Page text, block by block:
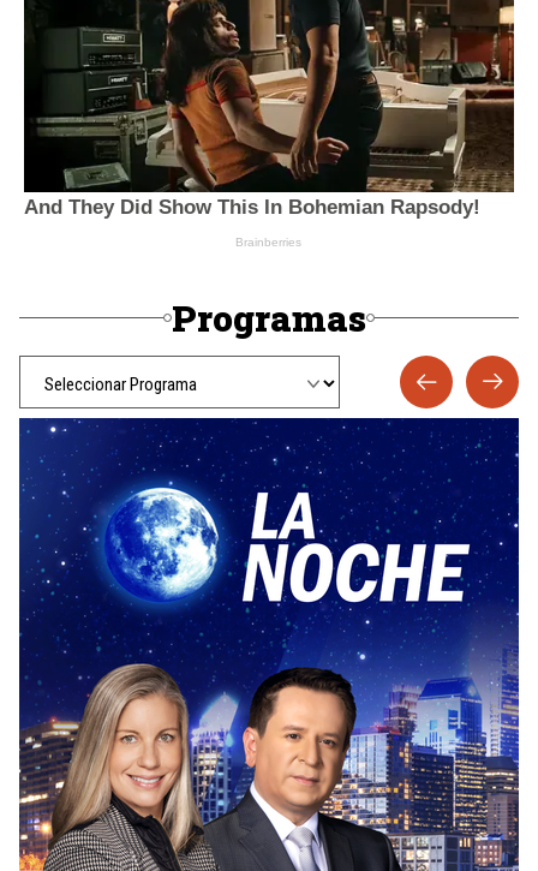
Programas